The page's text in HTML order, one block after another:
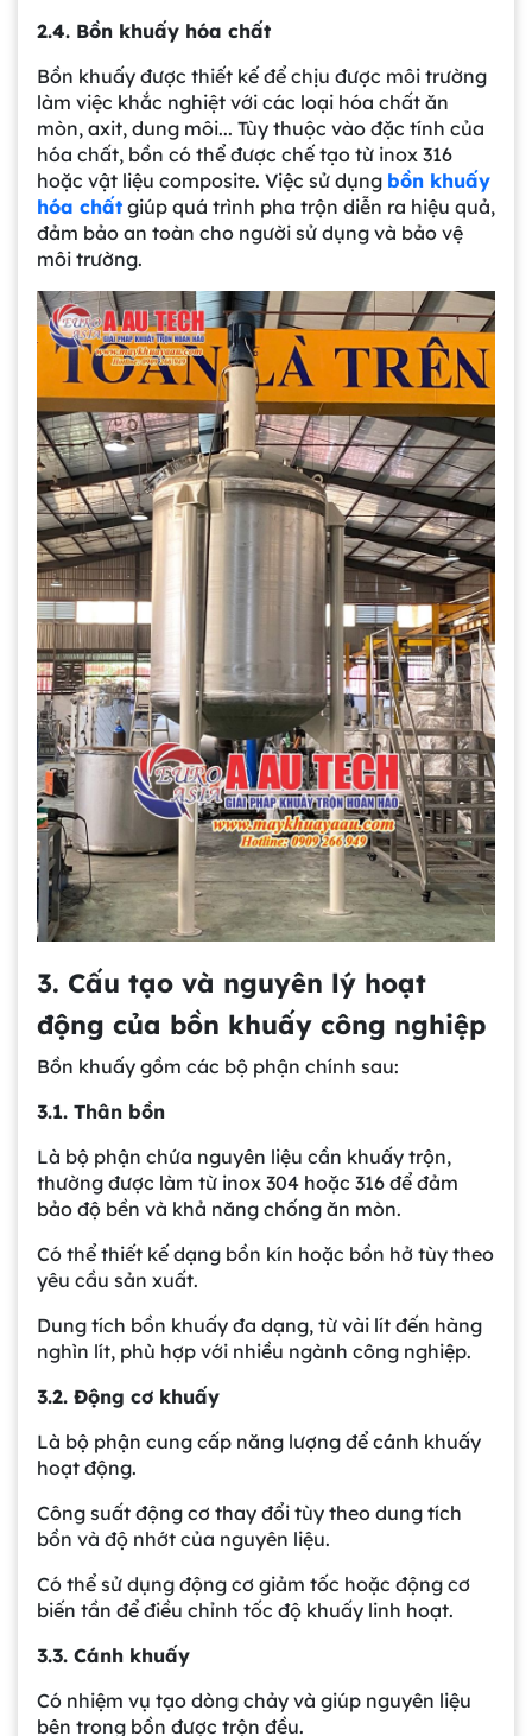
2.4. Bồn khuấy hóa chất
Bồn khuấy được thiết kế để chịu được môi trường
làm việc khắc nghiệt với các loại hóa chất ăn
mòn, axit, dung môi... Tùy thuộc vào đặc tính của
hóa chất, bồn có thể được chế tạo từ inox 316
hoặc vật liệu composite. Việc sử dụng bồn khuấy
hóa chất giúp quá trình pha trộn diễn ra hiệu quả,
đảm bảo an toàn cho người sử dụng và bảo vệ
môi trường.
3. Cấu tạo và nguyên lý hoạt
động của bồn khuấy công nghiệp
Bồn khuấy gồm các bộ phận chính sau:
3.1. Thân bồn
Là bộ phận chứa nguyên liệu cần khuấy trộn,
thường được làm từ inox 304 hoặc 316 để đảm
bảo độ bền và khả năng chống ăn mòn.
Có thể thiết kế dạng bồn kín hoặc bồn hở tùy theo
yêu cầu sản xuất.
Dung tích bồn khuấy đa dạng, từ vài lít đến hàng
nghìn lít, phù hợp với nhiều ngành công nghiệp.
3.2. Động cơ khuấy
Là bộ phận cung cấp năng lượng để cánh khuấy
hoạt động.
Công suất động cơ thay đổi tùy theo dung tích
bồn và độ nhớt của nguyên liệu.
Có thể sử dụng động cơ giảm tốc hoặc động cơ
biến tần để điều chỉnh tốc độ khuấy linh hoạt.
3.3. Cánh khuấy
Có nhiệm vụ tạo dòng chảy và giúp nguyên liệu
bên trong bồn được trộn đều.